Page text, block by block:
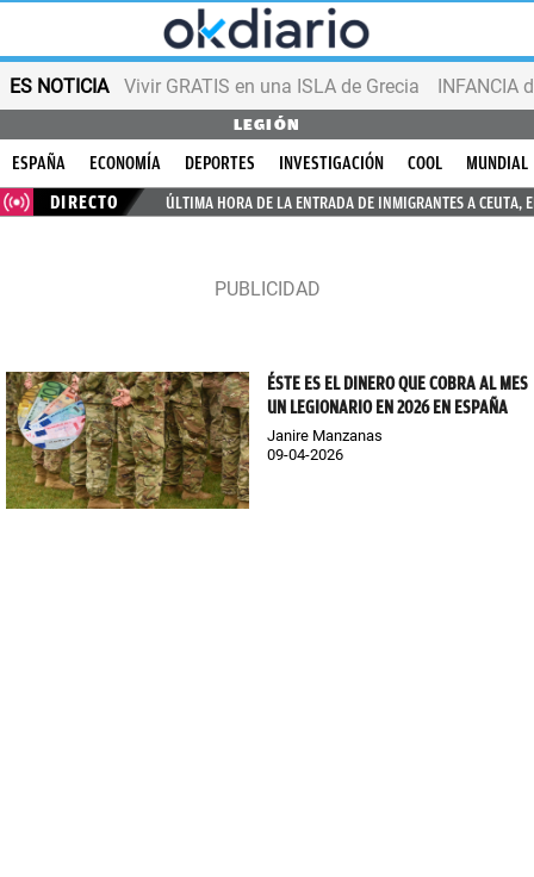
ES NOTICIA Vivir GRATIS en una ISLA de Grecia INFANCIA
LEGIÓN
ESPAÑA ECONOMÍA DEPORTES INVESTIGACIÓN COOL
MUNDIAL
DIRECTO
ÚLTIMA HORA DE LA ENTRADA DE INMIGRANTES A CEUTA,
ÉSTE ES EL DINERO QUE COBRA AL MES
UN LEGIONARIO EN 2026 EN ESPAÑA
Janire Manzanas
09-04-2026